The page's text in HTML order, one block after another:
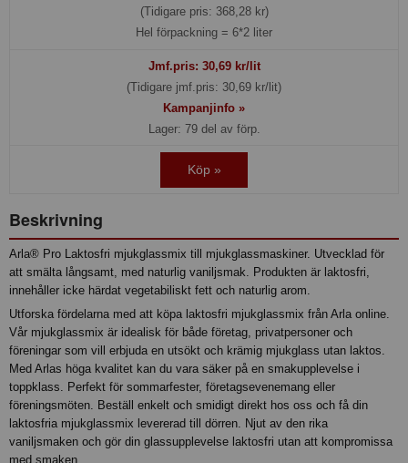
(Tidigare pris: 368,28 kr)
Hel förpackning = 6*2 liter
Jmf.pris: 30,69kr/lit
(Tidigare jmf.pris: 30,69 kr/lit)
Kampanjinfo »
Lager: 79 del av förp.
Köp »
Beskrivning
Arla® Pro Laktosfri mjukglassmix till mjukglassmaskiner. Utvecklad för
att smälta långsamt, med naturlig vaniljsmak. Produkten är laktosfri,
innehåller icke härdat vegetabiliskt fett och naturlig arom.
Utforska fördelarna med att köpa laktosfri mjukglassmix från Arla online.
Vår mjukglassmix är idealisk för både företag, privatpersoner och
föreningar som vill erbjuda en utsökt och krämig mjukglass utan laktos.
Med Arlas höga kvalitet kan du vara säker på en smakupplevelse i
toppklass. Perfekt för sommarfester, företagsevenemang eller
föreningsmöten. Beställ enkelt och smidigt direkt hos oss och få din
laktosfria mjukglassmix levererad till dörren. Njut av den rika
vaniljsmaken och gör din glassupplevelse laktosfri utan att kompromissa
med smaken.